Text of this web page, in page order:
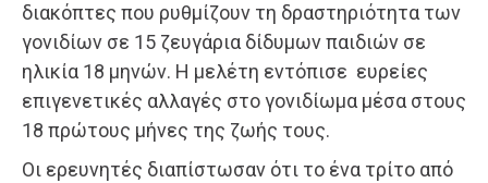
διακόπτες που ρυθμίζουν τη δραστηριότητα των
γονιδίων σε 15 ζευγάρια δίδυμων παιδιών σε
ηλικία 18 μηνών. Η μελέτη εντόπισε ευρείες
επιγενετικές αλλαγές στο γονιδίωμα μέσα στους
18 πρώτους μήνες της ζωής τους.
Οι ερευνητές διαπίστωσαν ότι το ένα τρίτο από